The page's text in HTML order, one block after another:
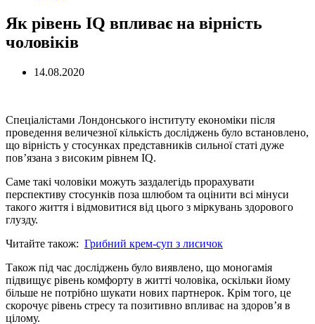
Як рівень IQ впливає на вірність
чоловіків
14.08.2020
Спеціалістами Лондонського інституту економіки після
проведення величезної кількість досліджень було встановлено,
що вірність у стосунках представників сильної статі дуже
пов’язана з високим рівнем IQ.
Саме такі чоловіки можуть заздалегідь прорахувати
перспективу стосунків поза шлюбом та оцінити всі мінуси
такого життя і відмовитися від цього з міркувань здорового
глузду.
Читайте також: Грибний крем-суп з лисичок
Також під час досліджень було виявлено, що моногамія
підвищує рівень комфорту в житті чоловіка, оскільки йому
більше не потрібно шукати нових партнерок. Крім того, це
скорочує рівень стресу та позитивно впливає на здоров’я в
цілому.